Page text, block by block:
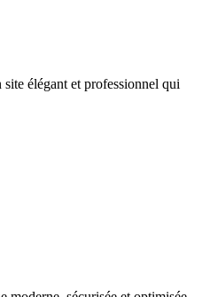
site élégant et professionnel qui